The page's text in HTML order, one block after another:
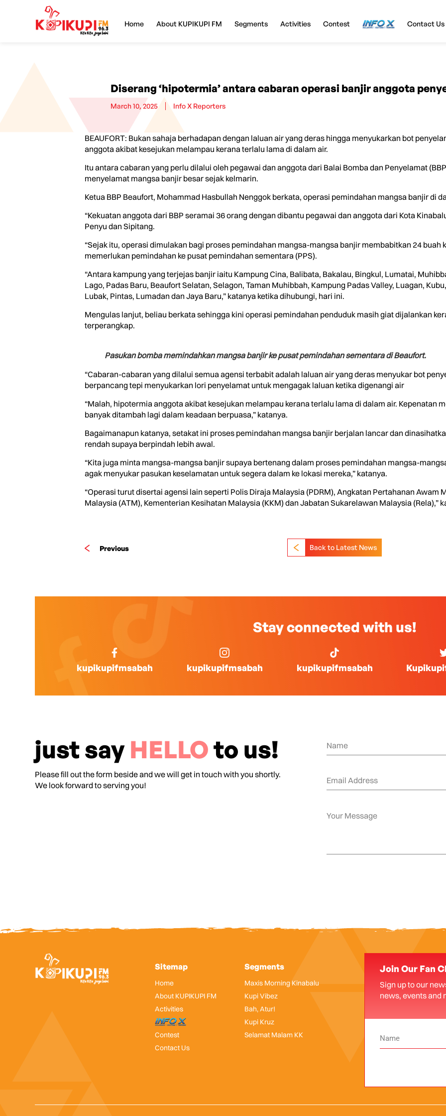
Home About KUPIKUPI FM Segments Activities Contest InfoX Contact Us
Diserang ‘hipotermia’ antara cabaran operasi banjir anggota
March 10, 2025 Info X Reporters
BEAUFORT: Bukan sahaja berhadapan dengan laluan air yang deras hingga menyukarkan bot
anggota akibat kesejukan melampau kerana terlalu lama di dalam air.
Itu antara cabaran yang perlu dilalui oleh pegawai dan anggota dari Balai Bomba dan Penyelamat
menyelamat mangsa banjir besar sejak kelmarin.
Ketua BBP Beaufort, Mohammad Hasbullah Nenggok berkata, operasi pemindahan mangsa banjir di
“Kekuatan anggota dari BBP seramai 36 orang dengan dibantu pegawai dan anggota dari Kota
Penyu dan Sipitang.
“Sejak itu, operasi dimulakan bagi proses pemindahan mangsa-mangsa banjir membabitkan 24 buah
memerlukan pemindahan ke pusat pemindahan sementara (PPS).
“Antara kampung yang terjejas banjir iaitu Kampung Cina, Balibata, Bakalau, Bingkul, Lumatai,
Lago, Padas Baru, Beaufort Selatan, Selagon, Taman Muhibbah, Kampung Padas Valley, Luagan,
Lubak, Pintas, Lumadan dan Jaya Baru,” katanya ketika dihubungi, hari ini.
Mengulas lanjut, beliau berkata sehingga kini operasi pemindahan penduduk masih giat dijalankan
terperangkap.
Pasukan bomba memindahkan mangsa banjir ke pusat pemindahan sementara di Beaufort.
“Cabaran-cabaran yang dilalui semua agensi terbabit adalah laluan air yang deras menyukar bot
berpancang tepi menyukarkan lori penyelamat untuk mengagak laluan ketika digenangi air
“Malah, hipotermia anggota akibat kesejukan melampau kerana terlalu lama di dalam air. Kepenatan
banyak ditambah lagi dalam keadaan berpuasa,” katanya.
Bagaimanapun katanya, setakat ini proses pemindahan mangsa banjir berjalan lancar dan
rendah supaya berpindah lebih awal.
“Kita juga minta mangsa-mangsa banjir supaya bertenang dalam proses pemindahan mangsa-
agak menyukar pasukan keselamatan untuk segera dalam ke lokasi mereka,” katanya.
“Operasi turut disertai agensi lain seperti Polis Diraja Malaysia (PDRM), Angkatan Pertahanan Awam
Malaysia (ATM), Kementerian Kesihatan Malaysia (KKM) dan Jabatan Sukarelawan Malaysia (Rela),”
Previous Back to Latest News
Stay connected with us!
kupikupifmsabah kupikupifmsabah kupikupifmsabah
just say HELLOto us!
Please fill out the form beside and we will get in touch with you shortly.
We look forward to serving you!
Sitemap
Home
About KUPIKUPI FM
Activities
InfoX
Contest
Contact Us
Segments
Maxis Morning Kinabalu
Kupi Vibez
Bah, Atur!
Kupi Kruz
Selamat Malam KK
Join Our Fan
Sign up to our
news, events and